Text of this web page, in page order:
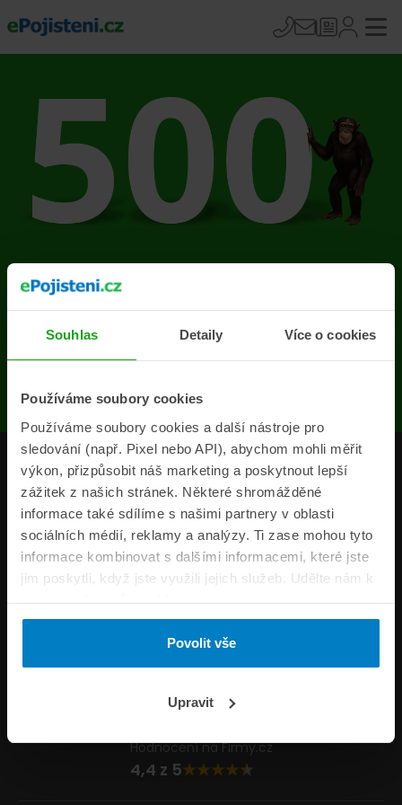
Souhlas Detaily Více o cookies
Používáme soubory cookies
Používáme soubory cookies a další nástroje pro
sledování (např. Pixel nebo API), abychom mohli měřit
výkon, přizpůsobit náš marketing a poskytnout lepší
zážitek z našich stránek. Některé shromážděné
informace také sdílíme s našimi partnery v oblasti
sociálních médií, reklamy a analýzy. Ti zase mohou tyto
informace kombinovat s dalšími informacemi, které jste
jim poskytli, když jste využili jejich služeb. Udělte nám k
tomu prosím svůj souhlas.
Povolit vše
Upravit
Na stránce se vyskytla
chyba
Produkty
Pojišťovny
Informace
ePojisteni.cz
Formuláře
Napište nám
Hodnocení na Firmy.cz
4,4 z 5